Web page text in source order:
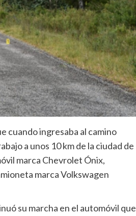
cuando ingresaba al camino
a unos 10 km de la ciudad de
marca Chevrolet Ónix,
marca Volkswagen
su marcha en el automóvil que